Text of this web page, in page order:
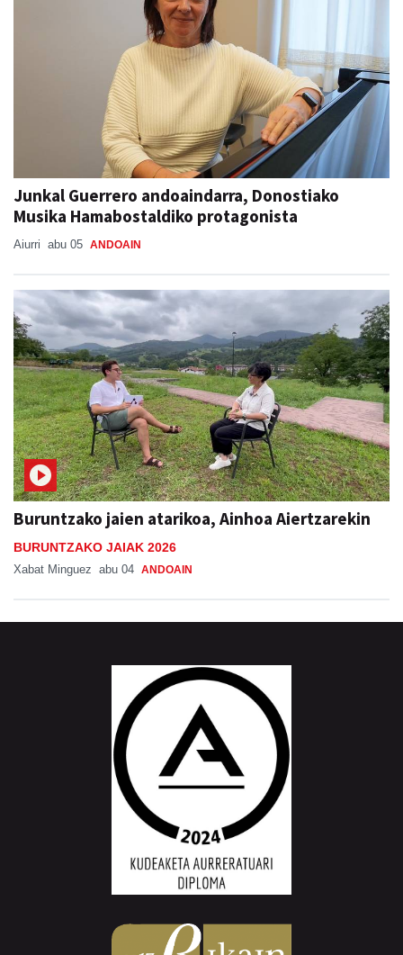
Junkal Guerrero andoaindarra, Donostiako
Musika Hamabostaldiko protagonista
Aiurri abu 05 ANDOAIN
Buruntzako jaien atarikoa, Ainhoa Aiertzarekin
BURUNTZAKO JAIAK 2026
Xabat Minguez abu 04 ANDOAIN